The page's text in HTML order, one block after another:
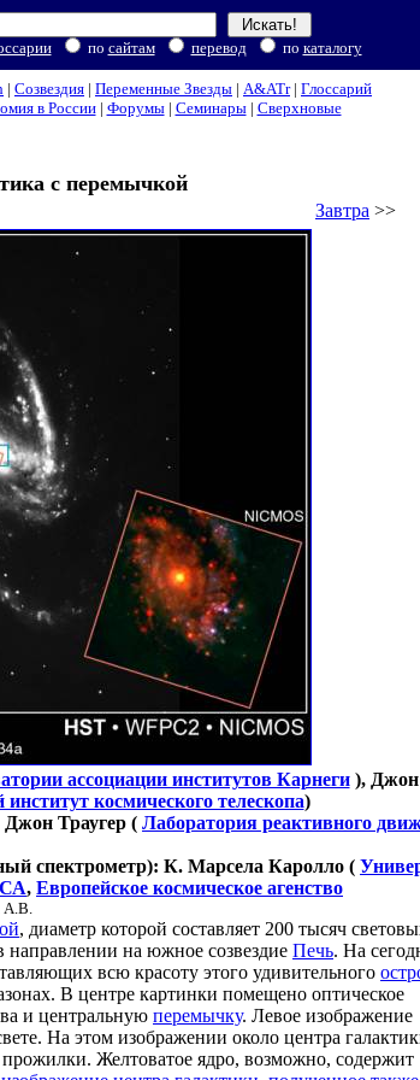
по сайтам перевод по каталогу
| Созвездия | Переменные Звезды | A&ATr| Глоссарий
в России| Форумы| Семинары| Сверхновые
с перемычкой
Завтра >>
ассоциации институтов Карнеги), Джон
космического телескопа)
Джон Траугер ( Лаборатория реактивного
спектрометр): К. Марсела Каролло (
, Европейское космическое агенство
А.В.
, диаметр которой составляет 200 тысяч
направлении на южное созвездие Печь. На
всю красоту этого удивительного
В центре картинки помещено оптическое
и центральную перемычку. Левое изображение
На этом изображении около центра
Желтоватое ядро, возможно, содержит